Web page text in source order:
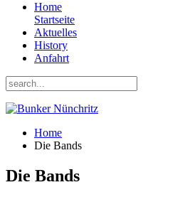
Home
Startseite
Aktuelles
History
Anfahrt
Home
Die Bands
Die Bands